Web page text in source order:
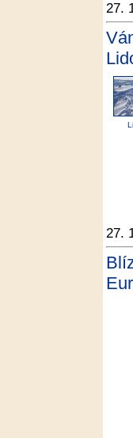
27.
27.